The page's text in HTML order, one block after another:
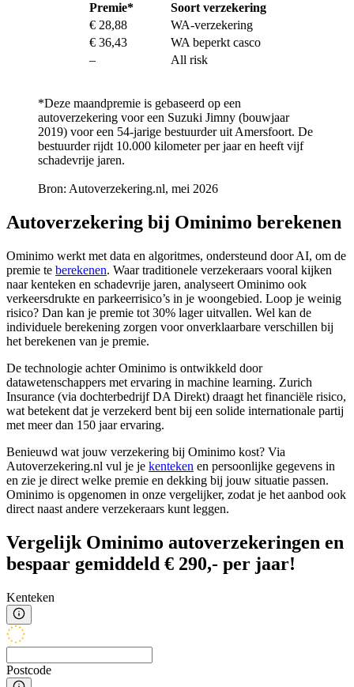
Premie*
Soort verzekering
€ 28,88
WA-verzekering
€ 36,43
WA beperkt casco
–
All risk
*Deze maandpremie is gebaseerd op een
autoverzekering voor een Suzuki Jimny (bouwjaar
2019) voor een 54-jarige bestuurder uit Amersfoort. De
bestuurder rijdt 10.000 kilometer per jaar en heeft vijf
schadevrije jaren.
Bron: Autoverzekering.nl, mei 2026
Autoverzekering bij Ominimo berekenen
Ominimo werkt met data en algoritmes, ondersteund door AI, om de
premie te berekenen. Waar traditionele verzekeraars vooral kijken
naar kenteken en schadevrije jaren, analyseert Ominimo ook
verkeersdrukte en parkeerrisico’s in je woongebied. Loop je weinig
risico? Dan kan je premie tot 30% lager uitvallen. Wel kan de
individuele berekening zorgen voor onverklaarbare verschillen bij
het berekenen van je premie.
De technologie achter Ominimo is ontwikkeld door
datawetenschappers met ervaring in machine learning. Zurich
Insurance (via dochterbedrijf DA Direkt) draagt het financiële risico,
wat betekent dat je verzekerd bent bij een solide internationale partij
met meer dan 150 jaar ervaring.
Benieuwd wat jouw verzekering bij Ominimo kost? Via
Autoverzekering.nl vul je je kenteken en persoonlijke gegevens in
en zie je direct welke premie en dekking bij jouw situatie passen.
Ominimo is opgenomen in onze vergelijker, zodat je het aanbod ook
direct naast andere verzekeraars kunt leggen.
Vergelijk Ominimo autoverzekeringen en
bespaar gemiddeld € 290,- per jaar!
Kenteken
Postcode